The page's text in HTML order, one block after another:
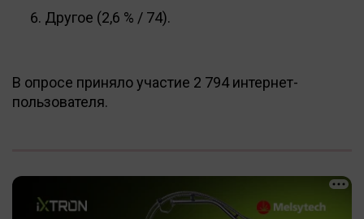
Другое (2,6 % / 74).
В опросе приняло участие 2 794 интернет-
пользователя.